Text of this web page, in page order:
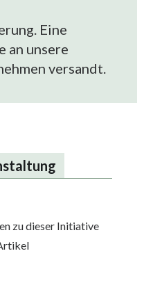
Eine
an unsere
versandt.
zu dieser Initiative